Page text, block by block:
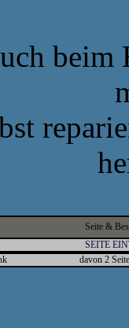
beim
Seite &
SEITE
davon 2